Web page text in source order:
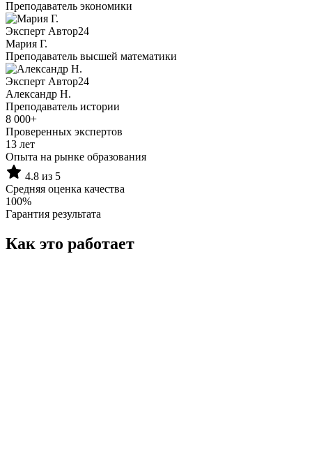
Преподаватель экономики
Эксперт Автор24
Мария Г.
Преподаватель высшей математики
Эксперт Автор24
Александр Н.
Преподаватель истории
8 000+
Проверенных экспертов
13 лет
Опыта на рынке образования
4.8 из 5
Средняя оценка качества
100%
Гарантия результата
Как это работает